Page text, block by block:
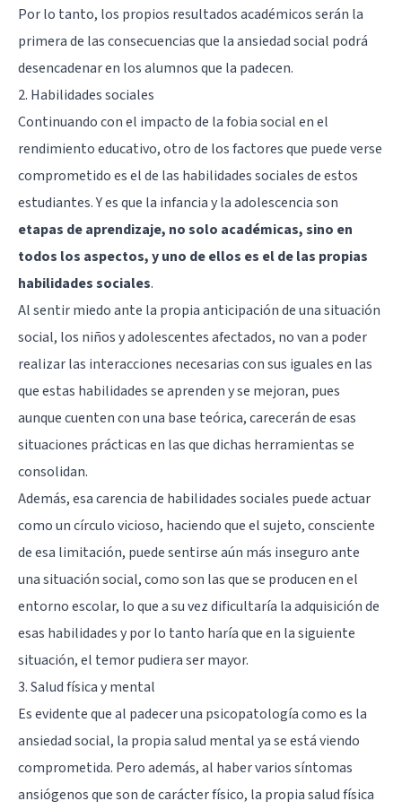
Por lo tanto, los propios resultados académicos serán la
primera de las consecuencias que la ansiedad social podrá
desencadenar en los alumnos que la padecen.
2. Habilidades sociales
Continuando con el impacto de la fobia social en el
rendimiento educativo, otro de los factores que puede verse
comprometido es el de las habilidades sociales de estos
estudiantes. Y es que la infancia y la adolescencia son
etapas de aprendizaje, no solo académicas, sino en
todos los aspectos, y uno de ellos es el de las propias
habilidades sociales.
Al sentir miedo ante la propia anticipación de una situación
social, los niños y adolescentes afectados, no van a poder
realizar las interacciones necesarias con sus iguales en las
que estas habilidades se aprenden y se mejoran, pues
aunque cuenten con una base teórica, carecerán de esas
situaciones prácticas en las que dichas herramientas se
consolidan.
Además, esa carencia de habilidades sociales puede actuar
como un círculo vicioso, haciendo que el sujeto, consciente
de esa limitación, puede sentirse aún más inseguro ante
una situación social, como son las que se producen en el
entorno escolar, lo que a su vez dificultaría la adquisición de
esas habilidades y por lo tanto haría que en la siguiente
situación, el temor pudiera ser mayor.
3. Salud física y mental
Es evidente que al padecer una psicopatología como es la
ansiedad social, la propia salud mental ya se está viendo
comprometida. Pero además, al haber varios síntomas
ansiógenos que son de carácter físico, la propia salud física